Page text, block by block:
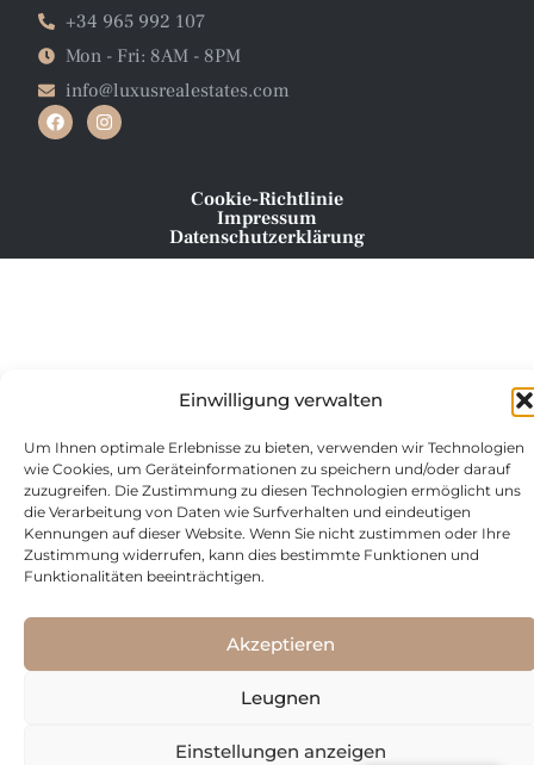
Einwilligung verwalten
Um Ihnen optimale Erlebnisse zu bieten, verwenden wir Technologien
wie Cookies, um Geräteinformationen zu speichern und/oder darauf
zuzugreifen. Die Zustimmung zu diesen Technologien ermöglicht uns
die Verarbeitung von Daten wie Surfverhalten und eindeutigen
Kennungen auf dieser Website. Wenn Sie nicht zustimmen oder Ihre
Zustimmung widerrufen, kann dies bestimmte Funktionen und
Funktionalitäten beeinträchtigen.
Akzeptieren
Leugnen
Einstellungen anzeigen
+34 965 992 107
Mon - Fri: 8AM - 8PM
info@luxusrealestates.com
Cookie-Richtlinie
Impressum
Datenschutzerklärung